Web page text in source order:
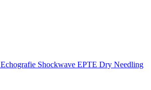
Echografie Shockwave EPTE Dry Needling